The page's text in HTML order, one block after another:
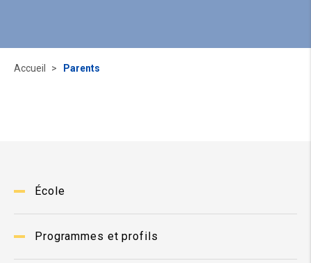
École
Programmes et profils
Accueil Parents